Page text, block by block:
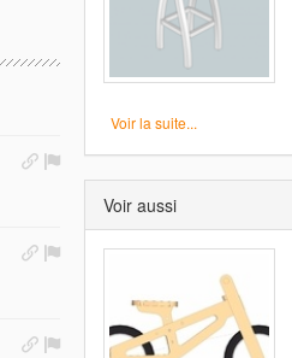
Voir la suite...
Voir aussi